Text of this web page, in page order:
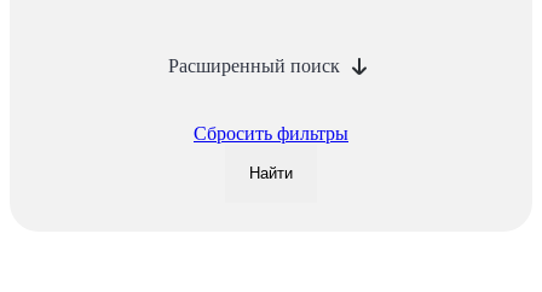
Расширенный поиск
Сбросить фильтры
Найти